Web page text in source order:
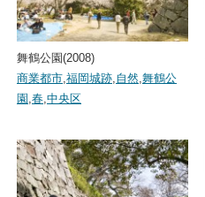
舞鶴公園(2008)
商業都市,福岡城跡,自然,舞鶴公
園 ,春,中央区